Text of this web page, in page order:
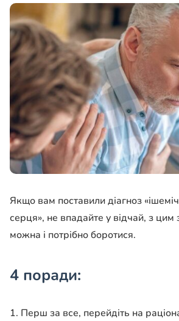
Якщо вам поставили діагноз
серця», не впадайте у відчай, з
можна і потрібно боротися.
4 поради:
1. Перш за все, перейдіть на